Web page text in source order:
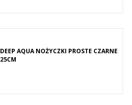
DEEP AQUA NOŻYCZKI PROSTE CZARNE
25CM